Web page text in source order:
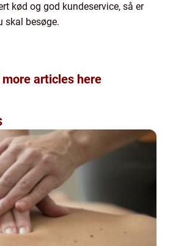
kød og god kundeservice, så er
skal besøge.
more articles here